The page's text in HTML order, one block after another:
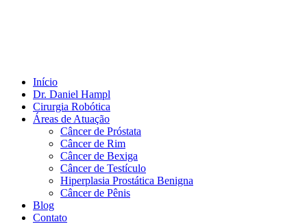
Início
Dr. Daniel Hampl
Cirurgia Robótica
Áreas de Atuação
Câncer de Próstata
Câncer de Rim
Câncer de Bexiga
Câncer de Testículo
Hiperplasia Prostática Benigna
Câncer de Pênis
Blog
Contato